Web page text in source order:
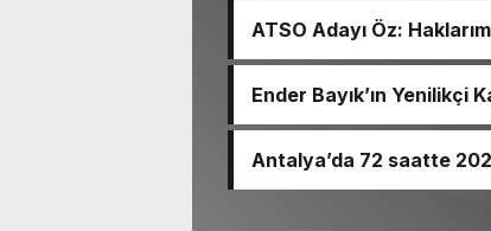
ATSO Adayı Öz:
Ender Bayık’ın Yenilikçi
Antalya’da 72 saatte